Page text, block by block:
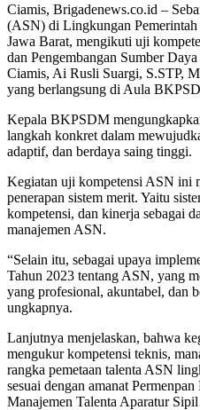
Ciamis, Brigadenews.co.id –
(ASN) di Lingkungan
Jawa Barat, mengikuti uji
dan Pengembangan Sumber
Ciamis, Ai Rusli Suargi, S.STP,
yang berlangsung di Aula
Kepala BKPSDM
langkah konkret dalam
adaptif, dan berdaya saing tinggi.
Kegiatan uji kompetensi ASN ini
penerapan sistem merit. Yaitu
kompetensi, dan kinerja sebagai
manajemen ASN.
“Selain itu, sebagai upaya
Tahun 2023 tentang ASN, yang
yang profesional, akuntabel, dan
ungkapnya.
Lanjutnya menjelaskan, bahwa
mengukur kompetensi teknis,
rangka pemetaan talenta ASN
sesuai dengan amanat
Manajemen Talenta Aparatur